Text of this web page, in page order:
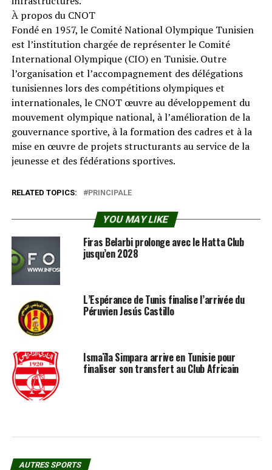
À propos du CNOT
Fondé en 1957, le Comité National Olympique Tunisien
est l’institution chargée de représenter le Comité
International Olympique (CIO) en Tunisie. Outre
l’organisation et l’accompagnement des délégations
tunisiennes lors des compétitions olympiques et
internationales, le CNOT œuvre au développement du
mouvement olympique national, à l’amélioration de la
gouvernance sportive, à la formation des cadres et à la
mise en œuvre de projets structurants au service de la
jeunesse et des fédérations sportives.
RELATED TOPICS: PRINCIPALE
YOU MAY LIKE
Firas Belarbi prolonge avec le Hatta Club
jusqu’en 2028
L’Espérance de Tunis finalise l’arrivée du
Péruvien Jesús Castillo
Ismaïla Simpara arrive en Tunisie pour
finaliser son transfert au Club Africain
AUTRES SPORTS